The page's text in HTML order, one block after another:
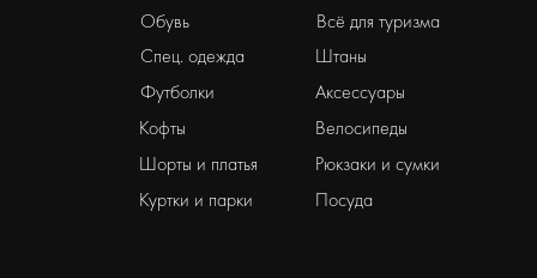
Обувь
Штаны
Рюкзаки и сумки
Всё для туризма
Велосипеды
Аксессуары
Спец. одежда
Футболки
Куртки и парки
Кофты
Шорты и платья
Посуда